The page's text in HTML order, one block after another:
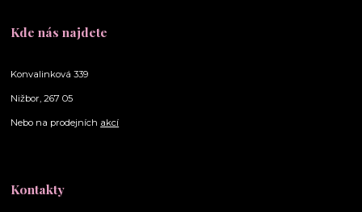
Kde nás najdete
Konvalinková 339
Nižbor, 267 05
Nebo na prodejních akcí
Kontakty